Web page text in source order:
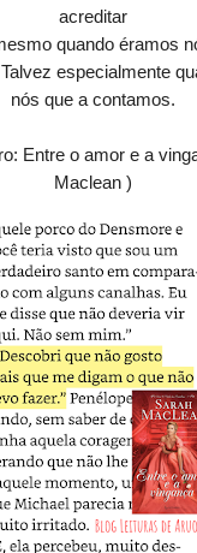
acreditar
quando éramos
especialmente
nós que a contamos.
Entre o amor e a
Maclean )